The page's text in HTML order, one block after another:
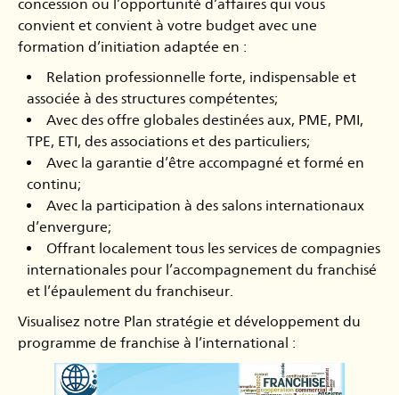
concession ou l’opportunité d’affaires qui vous
convient et convient à votre budget avec une
formation d’initiation adaptée en :
Relation professionnelle forte, indispensable et
associée à des structures compétentes;
Avec des offre globales destinées aux, PME, PMI,
TPE, ETI, des associations et des particuliers;
Avec la garantie d’être accompagné et formé en
continu;
Avec la participation à des salons internationaux
d’envergure;
Offrant localement tous les services de compagnies
internationales pour l’accompagnement du franchisé
et l’épaulement du franchiseur.
Visualisez notre Plan stratégie et développement du
programme de franchise à l’international :